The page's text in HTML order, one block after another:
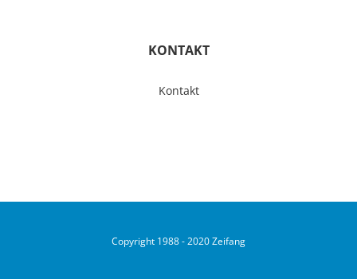
KONTAKT
Kontakt
Copyright 1988 - 2020 Zeifang